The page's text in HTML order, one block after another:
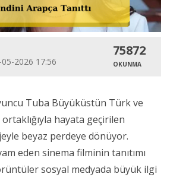
05-2026 17:56
75872
OKUNMA
Tuba Büyüküstün Türk ve
hayata geçirilen
beyaz perdeye dönüyor.
eden sinema filminin tanıtımı
sosyal medyada büyük ilgi